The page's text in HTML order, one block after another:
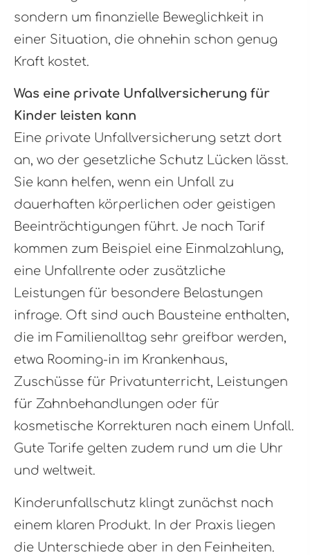
sondern um finanzielle Beweglichkeit in
einer Situation, die ohnehin schon genug
Kraft kostet.
Was eine private Unfall­ver­si­che­rung für
Kinder leisten kann
Eine private Unfall­ver­si­che­rung setzt dort
an, wo der gesetzliche Schutz Lücken lässt.
Sie kann helfen, wenn ein Unfall zu
dauerhaften körperlichen oder geistigen
Beeinträchtigungen führt. Je nach Tarif
kommen zum Beispiel eine Einmalzahlung,
eine Unfallrente oder zusätzliche
Leistungen für besondere Belastungen
infrage. Oft sind auch Bausteine enthalten,
die im Familienalltag sehr greifbar werden,
etwa Rooming-in im Krankenhaus,
Zuschüsse für Privatunterricht, Leistungen
für Zahnbehandlungen oder für
kosmetische Korrekturen nach einem Unfall.
Gute Tarife gelten zudem rund um die Uhr
und weltweit.
Kinderunfallschutz klingt zunächst nach
einem klaren Produkt. In der Praxis liegen
die Unterschiede aber in den Feinheiten.